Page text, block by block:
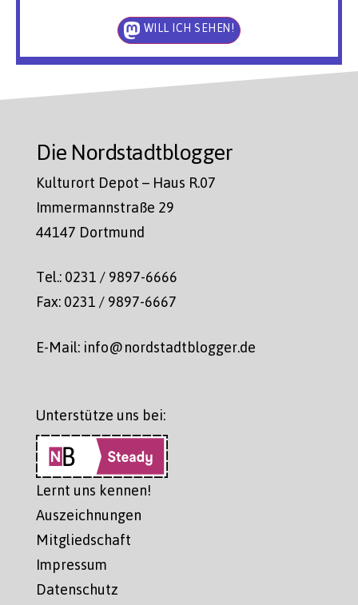
WILL ICH SEHEN!
Die Nordstadtblogger
Kulturort Depot – Haus R.07
Immermannstraße 29
44147 Dortmund
Tel.: 0231 / 9897-6666
Fax: 0231 / 9897-6667
E-Mail: info@nordstadtblogger.de
Unterstütze uns bei:
Lernt uns kennen!
Auszeichnungen
Mitgliedschaft
Impressum
Datenschutz